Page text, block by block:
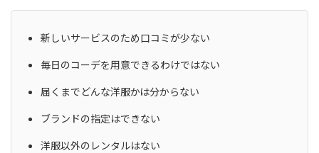
新しいサービスのため口コミが少ない
毎日のコーデを用意できるわけではない
届くまでどんな洋服かは分からない
ブランドの指定はできない
洋服以外のレンタルはない